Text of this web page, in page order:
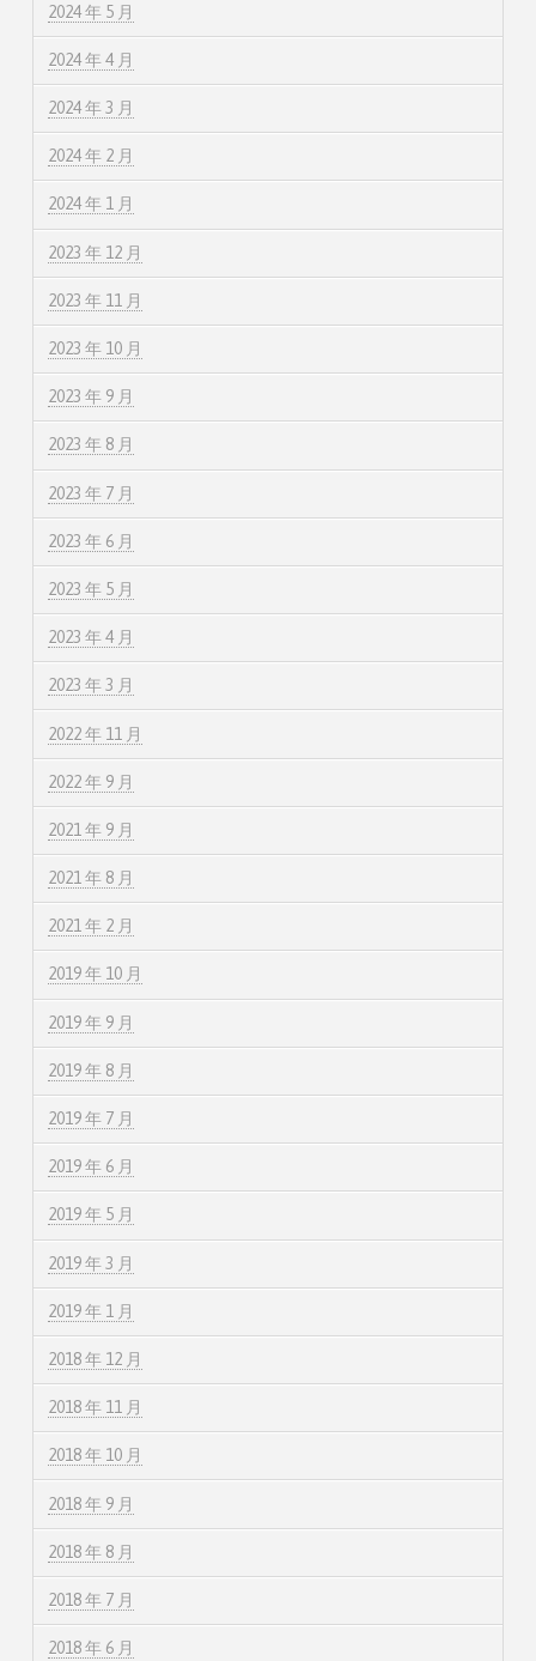
2024 年 5 月
2024 年 4 月
2024 年 3 月
2024 年 2 月
2024 年 1 月
2023 年 12 月
2023 年 11 月
2023 年 10 月
2023 年 9 月
2023 年 8 月
2023 年 7 月
2023 年 6 月
2023 年 5 月
2023 年 4 月
2023 年 3 月
2022 年 11 月
2022 年 9 月
2021 年 9 月
2021 年 8 月
2021 年 2 月
2019 年 10 月
2019 年 9 月
2019 年 8 月
2019 年 7 月
2019 年 6 月
2019 年 5 月
2019 年 3 月
2019 年 1 月
2018 年 12 月
2018 年 11 月
2018 年 10 月
2018 年 9 月
2018 年 8 月
2018 年 7 月
2018 年 6 月